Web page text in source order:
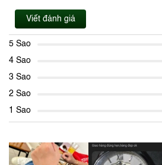
Viết đánh giá
5 Sao
4 Sao
3 Sao
2 Sao
1 Sao